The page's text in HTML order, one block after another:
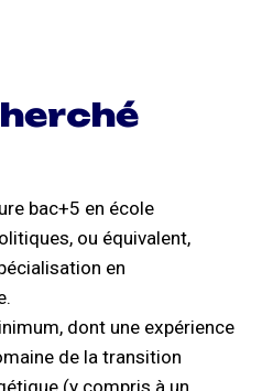
bac+5 en école
ou équivalent,
en
dont une expérience
de la transition
(y compris à un